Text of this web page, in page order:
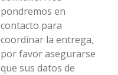
pondremos en
contacto para
coordinar la entrega,
por favor asegurarse
que sus datos de